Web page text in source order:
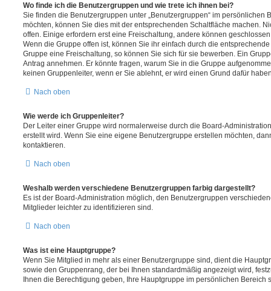
Wo finde ich die Benutzergruppen und wie trete ich ihnen bei?
Sie finden die Benutzergruppen unter „Benutzergruppen“ im persönlichen
möchten, können Sie dies mit der entsprechenden Schaltfläche machen.
offen. Einige erfordern erst eine Freischaltung, andere können
Wenn die Gruppe offen ist, können Sie ihr einfach durch die
Gruppe eine Freischaltung, so können Sie sich für sie bewerben. Ein
Antrag annehmen. Er könnte fragen, warum Sie in die Gruppe
keinen Gruppenleiter, wenn er Sie ablehnt, er wird einen Grund dafür
Nach oben
Wie werde ich Gruppenleiter?
Der Leiter einer Gruppe wird normalerweise durch die Board-
erstellt wird. Wenn Sie eine eigene Benutzergruppe erstellen möchten,
kontaktieren.
Nach oben
Weshalb werden verschiedene Benutzergruppen farbig dargestellt?
Es ist der Board-Administration möglich, den Benutzergruppen
Mitglieder leichter zu identifizieren sind.
Nach oben
Was ist eine Hauptgruppe?
Wenn Sie Mitglied in mehr als einer Benutzergruppe sind, dient die
sowie den Gruppenrang, der bei Ihnen standardmäßig angezeigt wird,
Ihnen die Berechtigung geben, Ihre Hauptgruppe im persönlichen Bereich